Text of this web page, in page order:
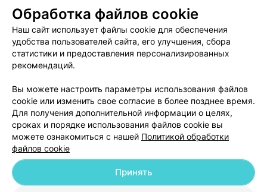
Пользовательское соглашение
Способы оплаты
Вакансии
Партнеры
Написать руководителю 103.by
Обработка персональных данных
© 2026 ООО «Артокс Лаб», УНП 191700409
| 220012, Республика Беларусь,
Обработка файлов cookie
Наш сайт использует файлы cookie для обеспечения
удобства пользователей сайта, его улучшения, сбора
статистики и предоставления персонализированных
рекомендаций.
Вы можете настроить параметры использования файлов
cookie или изменить свое согласие в более позднее время.
Для получения дополнительной информации о целях,
сроках и порядке использования файлов cookie вы
можете ознакомиться с нашей Политикой обработки
файлов cookie
Принять